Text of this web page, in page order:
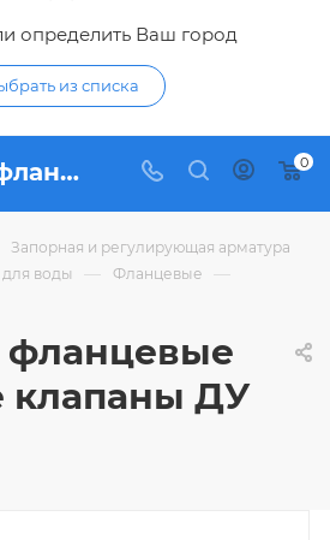
определить Ваш город
из списка
Шаровые фланцевые обратные клапаны ДУ 50 - купить шаровый фланцевый обратный клапан ДУ50 (DN 50) по низким ценам в интернет-магазине Гидропромтехника в Курске 0
Запорная и регулирующая арматура
воды — Фланцевые —
клапаны ДУ